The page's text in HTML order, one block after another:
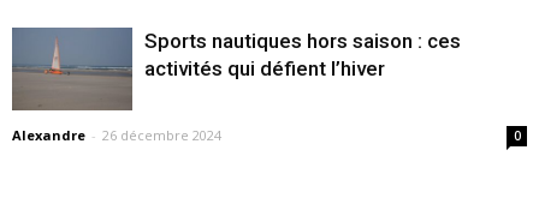
Sports nautiques hors saison : ces
activités qui défient l’hiver
Alexandre - 26 décembre 2024 0